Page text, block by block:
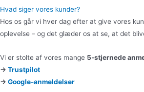
Hvad siger vores kunder?
Hos os går vi hver dag efter at give vores
oplevelse – og det glæder os at se, at det
Vi er stolte af vores mange 5-stjernede
→ Trustpilot
→ Google-anmeldelser